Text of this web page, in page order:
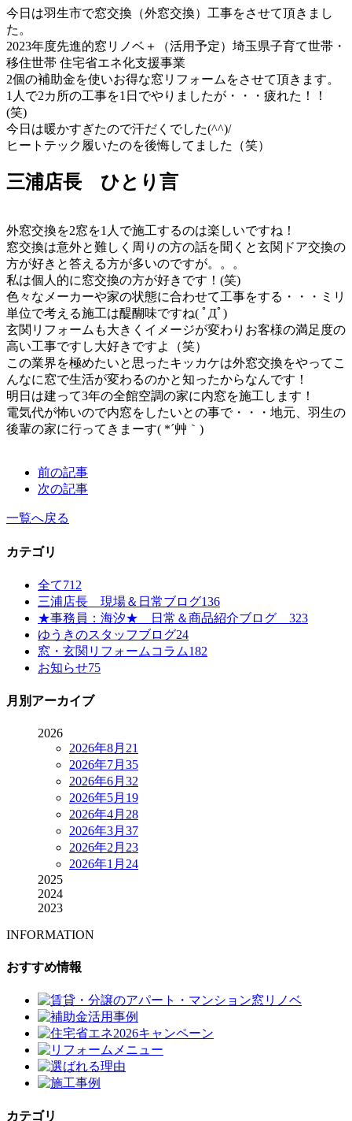
今日は羽生市で窓交換（外窓交換）工事をさせて頂きまし
た。
2023年度先進的窓リノベ＋（活用予定）埼玉県子育て世帯・
移住世帯 住宅省エネ化支援事業
2個の補助金を使いお得な窓リフォームをさせて頂きます。
1人で2カ所の工事を1日でやりましたが・・・疲れた！！
(笑)
今日は暖かすぎたので汗だくでした(^^)/
ヒートテック履いたのを後悔してました（笑）
三浦店長 ひとり言
外窓交換を2窓を1人で施工するのは楽しいですね！
窓交換は意外と難しく周りの方の話を聞くと玄関ドア交換の
方が好きと答える方が多いのですが。。。
私は個人的に窓交換の方が好きです！(笑)
色々なメーカーや家の状態に合わせて工事をする・・・ミリ
単位で考える施工は醍醐味ですね( ﾟДﾟ)
玄関リフォームも大きくイメージが変わりお客様の満足度の
高い工事ですし大好きですよ（笑）
この業界を極めたいと思ったキッカケは外窓交換をやってこ
んなに窓で生活が変わるのかと知ったからなんです！
明日は建って3年の全館空調の家に内窓を施工します！
電気代が怖いので内窓をしたいとの事で・・・地元、羽生の
後輩の家に行ってきまーす( *´艸｀)
前の記事
次の記事
一覧へ戻る
カテゴリ
全て712
三浦店長 現場＆日常ブログ136
★事務員：海汐★ 日常＆商品紹介ブログ 323
ゆうきのスタッフブログ24
窓・玄関リフォームコラム182
お知らせ75
月別アーカイブ
2026
2026年8月 21
2026年7月 35
2026年6月 32
2026年5月 19
2026年4月 28
2026年3月 37
2026年2月 23
2026年1月 24
2025
2024
2023
INFORMATION
おすすめ情報
カテゴリ